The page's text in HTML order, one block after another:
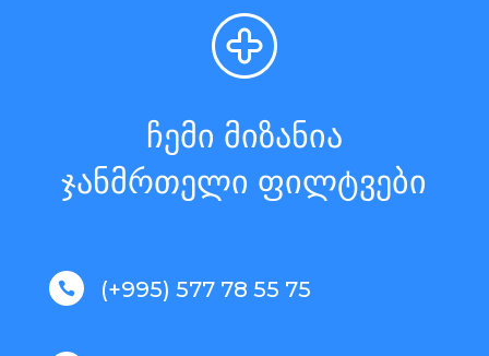
ჩემი მიზანია
ჯანმრთელი ფილტვები
 (+995) 577 78 55 75